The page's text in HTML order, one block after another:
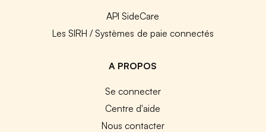
API SideCare
Les SIRH / Systèmes de paie connectés
A PROPOS
Se connecter
Centre d'aide
Nous contacter